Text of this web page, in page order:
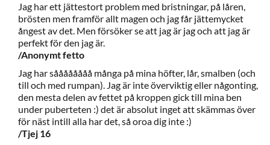
Jag har ett jättestort problem med bristningar, på låren,
brösten men framför allt magen och jag får jättemycket
ångest av det. Men försöker se att jag är jag och att jag är
perfekt för den jag är.
/Anonymt fetto
Jag har såååååååå många på mina höfter, lår, smalben (och
till och med rumpan). Jag är inte överviktig eller någonting,
den mesta delen av fettet på kroppen gick till mina ben
under puberteten :) det är absolut inget att skämmas över
för näst intill alla har det, så oroa dig inte :)
/Tjej 16